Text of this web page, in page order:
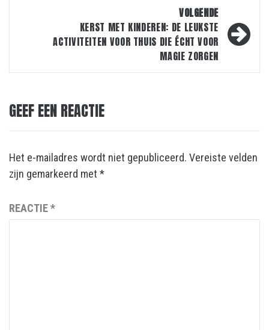
VOLGENDE
KERST MET KINDEREN: DE LEUKSTE
ACTIVITEITEN VOOR THUIS DIE ÉCHT VOOR
MAGIE ZORGEN
GEEF EEN REACTIE
Het e-mailadres wordt niet gepubliceerd. Vereiste velden
zijn gemarkeerd met *
REACTIE*